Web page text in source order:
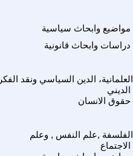
مواضيع وابحاث سياسية
دراسات وابحاث قانونية
العلمانية، الدين السياسي ونقد الفكر
الديني
حقوق الانسان
الفلسفة ,علم النفس , وعلم
الاجتماع